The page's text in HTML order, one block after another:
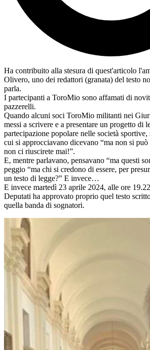
Ha contribuito alla stesura di quest'articolo
Olivero, uno dei redattori (granata) del testo
parla.
I partecipanti a ToroMio sono affamati di
pazzerelli.
Quando alcuni soci ToroMio militanti nei
messi a scrivere e a presentare un progetto di
partecipazione popolare nelle società sportive,
cui si approcciavano dicevano “ma non si
non ci riuscirete mai!”.
E, mentre parlavano, pensavano “ma questi
peggio “ma chi si credono di essere, per
un testo di legge?” E invece…
E invece martedì 23 aprile 2024, alle ore
Deputati ha approvato proprio quel testo
quella banda di sognatori.